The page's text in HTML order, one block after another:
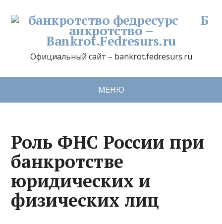
Б
анкротство –
Bankrot.Fedresurs.ru
Официальный сайт – bankrot.fedresurs.ru
МЕНЮ
Роль ФНС России при
банкротстве
юридических и
физических лиц